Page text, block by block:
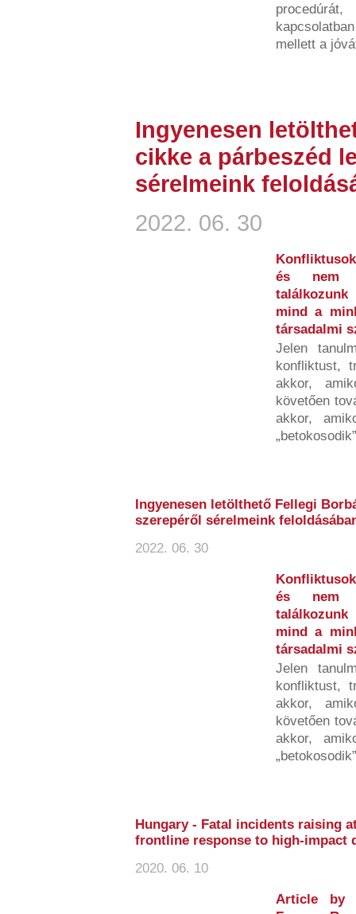
mellett a
Ingyenesen
cikke a párbeszéd
sérelmeink
2022. 06. 30
és nem
találkozunk
mind a
társadalmi
Jelen
konfliktust,
akkor,
követően
akkor,
Ingyenesen letölthető Fellegi
szerepéről sérelmeink
2022. 06. 30
és nem
találkozunk
mind a
társadalmi
Jelen
konfliktust,
akkor,
követően
akkor,
Hungary - Fatal incidents raising
frontline response to high-impact
2020. 06. 10
Article by